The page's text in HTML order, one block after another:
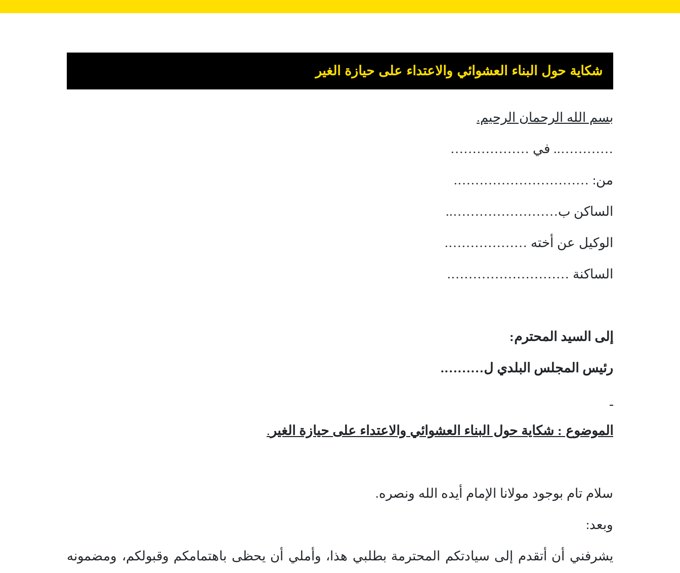
شكاية حول البناء العشوائي والاعتداء على حيازة الغير
بسم الله الرحمان الرحيم.
………….. في ………………
من: ………………………….
الساكن ب……………………..
الوكيل عن أخته ……………….
الساكنة ……………………….
إلى السيد المحترم:
رئيس المجلس البلدي ل……….
الموضوع : شكاية حول البناء العشوائي والاعتداء على حيازة الغير .
سلام تام بوجود مولانا الإمام أيده الله ونصره.
وبعد:
يشرفني أن أتقدم إلى سيادتكم المحترمة بطلبي هذا، وأملي أن يحظى باهتمامكم وقبولكم، ومضمونه